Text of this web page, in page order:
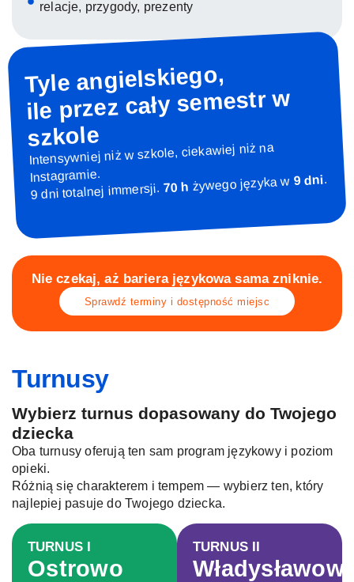
relacje, przygody, prezenty
Tyle angielskiego,
ile przez cały semestr w
szkole
Intensywniej niż w szkole, ciekawiej niż na
Instagramie.
9 dni totalnej immersji. 70 h żywego języka w 9 dni.
Nie czekaj, aż bariera językowa sama zniknie.
Sprawdź terminy i dostępność miejsc
Turnusy
Wybierz turnus dopasowany do Twojego
dziecka
Oba turnusy oferują ten sam program językowy i poziom
opieki.
Różnią się charakterem i tempem — wybierz ten, który
najlepiej pasuje do Twojego dziecka.
TURNUS I
Ostrowo
TURNUS II